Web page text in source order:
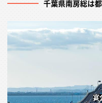
千葉県南房総は